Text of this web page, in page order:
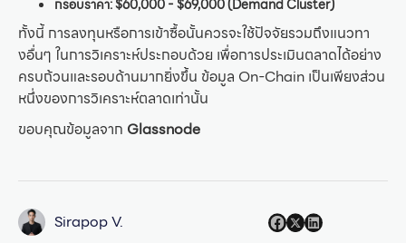
กรอบราคา: $60,000 - $69,000 (Demand Cluster)
ทั้งนี้ การลงทุนหรือการเข้าซื้อนั้นควรจะใช้ปัจจัยรวมถึงแนวทา
งอื่นๆ ในการวิเคราะห์ประกอบด้วย เพื่อการประเมินตลาดได้อย่าง
ครบถ้วนและรอบด้านมากยิ่งขึ้น ข้อมูล On-Chain เป็นเพียงส่วน
หนึ่งของการวิเคราะห์ตลาดเท่านั้น
ขอบคุณข้อมูลจาก Glassnode
Sirapop V.